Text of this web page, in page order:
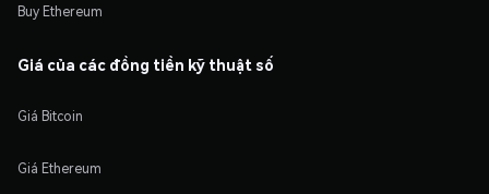
Buy Ethereum
Giá của các đồng tiền kỹ thuật số
Giá Bitcoin
Giá Ethereum